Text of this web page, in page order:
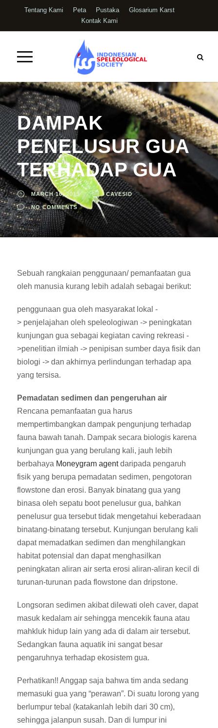
Tentang Kami Peta Pustaka
Glosarium Karst
Kontak Kami
DAMPAK
PENELUSUR GUA
TERHADAP GUA
MARCH 16, 2013 CAVESID
NO COMMENTS
Sebuah rangkaian penggunaan/ pemanfaatan gua
oleh manusia kurang lebih adalah sebagai berikut:
penggunaan gua oleh masyarakat lokal -
> penjelajahan oleh speleologiwan -> peningkatan
kunjungan gua sebagai kegiatan caving rekreasi -
>penelitian ilmiah -> penipisan sumber daya fisik dan
biologi -> dan akhirnya perlindungan terhadap apa
yang tersisa.
Pemadatan sedimen dan pengeruhan air
Rencana pemanfaatan gua harus
mempertimbangkan dampak pengunjung terhadap
fauna bawah tanah. Dampak secara biologis karena
kunjungan gua yang berulang kali, jauh lebih
berbahaya Moneygram agentdaripada pengaruh
fisik yang berupa pemadatan sedimen, pengotoran
flowstone dan erosi. Banyak binatang gua yang
binasa oleh sepatu boot penelusur gua, bahkan
penelusur gua tersebut tidak mengetahui keberadaan
binatang-binatang tersebut. Kunjungan berulang kali
dapat memadatkan sedimen dan menghilangkan
habitat potensial dan dapat menghasilkan
peningkatan aliran air serta erosi aliran-aliran kecil di
turunan-turunan pada flowstone dan dripstone.
Longsoran sedimen akibat dilewati oleh caver, dapat
masuk kedalam air sehingga mencekik fauna atau
mahkluk hidup lain yang ada di dalam air tersebut.
Sedangkan fauna aquatik ini sangat besar
pengaruhnya terhadap ekosistem gua.
Perhatikan!! Anggap saja bahwa tim anda sedang
memasuki gua yang “perawan”. Di suatu lorong yang
berlumpur tebal (katakanlah lebih dari 30 cm),
sehingga jalanpun susah. Dan di lumpur ini